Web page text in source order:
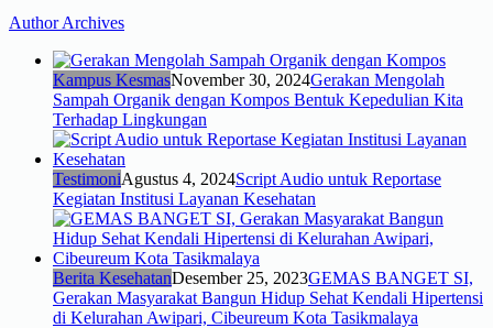
Author Archives
Kampus KesmasNovember 30, 2024Gerakan Mengolah
Sampah Organik dengan Kompos Bentuk Kepedulian Kita
Terhadap Lingkungan
TestimoniAgustus 4, 2024Script Audio untuk Reportase
Kegiatan Institusi Layanan Kesehatan
Berita KesehatanDesember 25, 2023GEMAS BANGET SI,
Gerakan Masyarakat Bangun Hidup Sehat Kendali Hipertensi
di Kelurahan Awipari, Cibeureum Kota Tasikmalaya